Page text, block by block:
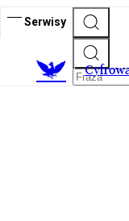
Serwisy
C